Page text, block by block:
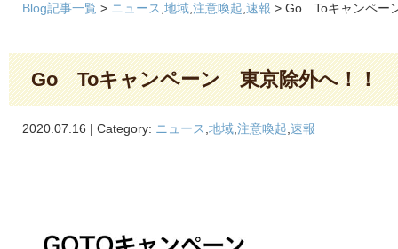
Blog記事一覧 > ニュース 地域 注意喚起 速報 > Go Toキャンペー
Go Toキャンペーン 東京除外へ！！
2020.07.16 | Category: ニュース 地域 注意喚起 速報